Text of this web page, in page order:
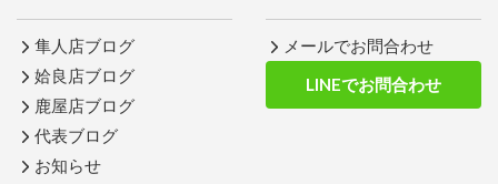
隼人店ブログ
姶良店ブログ
鹿屋店ブログ
代表ブログ
お知らせ
メールでお問合わせ
LINEでお問合わせ